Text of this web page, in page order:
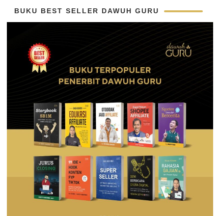
BUKU BEST SELLER DAWUH GURU